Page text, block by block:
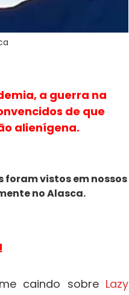
a guerra na
de que
alienígena.
foram vistos em nossos
no Alasca.
caindo sobre Lazy